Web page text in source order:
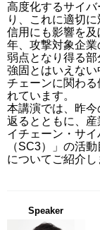
高度化するサイ
り、これに適切
信用にも影響を
年、攻撃対象企
弱点となり得る
強固とはいえな
チェーンに関わ
れています。
本講演では、昨
返るとともに、
イチェーン・サ
（SC3）」の活
についてご紹介し
Speaker